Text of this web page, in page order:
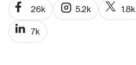
26k 5.2k 1.8k
7k